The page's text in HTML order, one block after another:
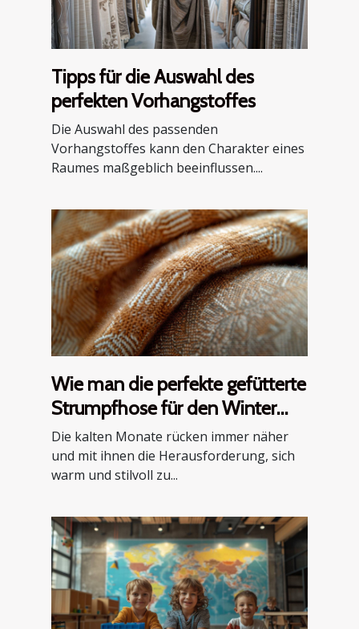
Tipps für die Auswahl des
perfekten Vorhangstoffes
Die Auswahl des passenden
Vorhangstoffes kann den Charakter eines
Raumes maßgeblich beeinflussen....
Wie man die perfekte gefütterte
Strumpfhose für den Winter
auswählt
Die kalten Monate rücken immer näher
und mit ihnen die Herausforderung, sich
warm und stilvoll zu...